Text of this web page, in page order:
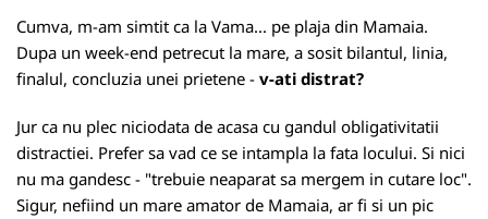
Cumva, m-am simtit ca la Vama... pe plaja din Mamaia.
Dupa un week-end petrecut la mare, a sosit bilantul, linia,
finalul, concluzia unei prietene - v-ati distrat?
Jur ca nu plec niciodata de acasa cu gandul obligativitatii
distractiei. Prefer sa vad ce se intampla la fata locului. Si nici
nu ma gandesc - "trebuie neaparat sa mergem in cutare loc".
Sigur, nefiind un mare amator de Mamaia, ar fi si un pic